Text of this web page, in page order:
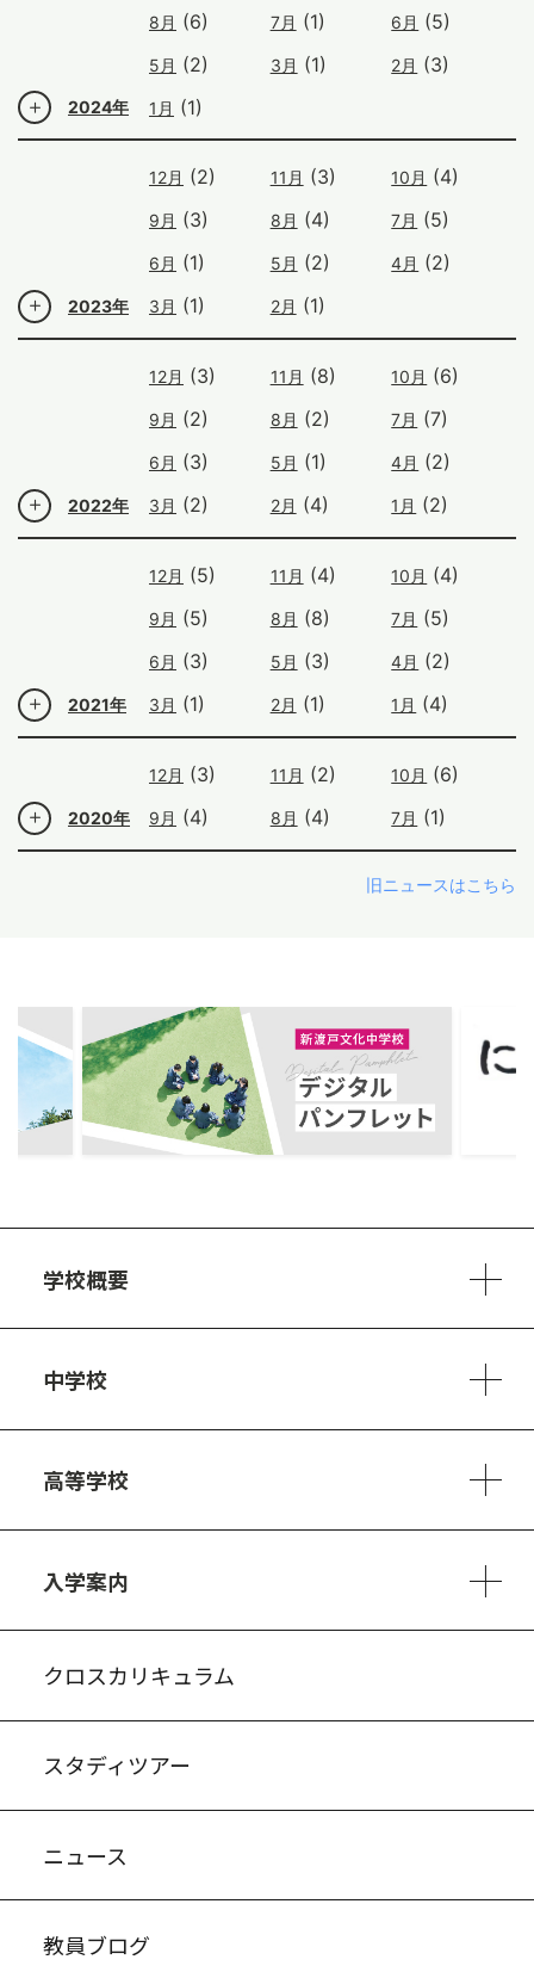
2024年
8月 (6) 7月 (1) 6月 (5)
5月 (2) 3月 (1) 2月 (3)
1月 (1)
2023年
12月 (2) 11月 (3) 10月 (4)
9月 (3) 8月 (4) 7月 (5)
6月 (1) 5月 (2) 4月 (2)
3月 (1) 2月 (1)
2022年
12月 (3) 11月 (8) 10月 (6)
9月 (2) 8月 (2) 7月 (7)
6月 (3) 5月 (1) 4月 (2)
3月 (2) 2月 (4) 1月 (2)
2021年
12月 (5) 11月 (4) 10月 (4)
9月 (5) 8月 (8) 7月 (5)
6月 (3) 5月 (3) 4月 (2)
3月 (1) 2月 (1) 1月 (4)
2020年
12月 (3) 11月 (2) 10月 (6)
9月 (4) 8月 (4) 7月 (1)
旧ニュースはこちら
学校概要
中学校
高等学校
入学案内
クロスカリキュラム
スタディツアー
ニュース
教員ブログ